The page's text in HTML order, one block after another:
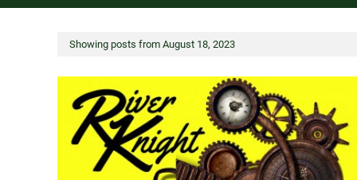
Showing posts from August 18, 2023